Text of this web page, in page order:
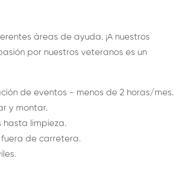
áreas de ayuda. ¡A nuestros
por nuestros veteranos es un
de eventos - menos de 2 horas/mes.
y montar.
hasta limpieza.
de carretera.